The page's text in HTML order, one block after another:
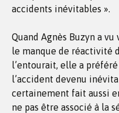
accidents inévitables ».
Quand Agnès Buzyn a
le manque de réactivité
l’entourait, elle a
l’accident devenu
certainement fait aussi
ne pas être associé à la